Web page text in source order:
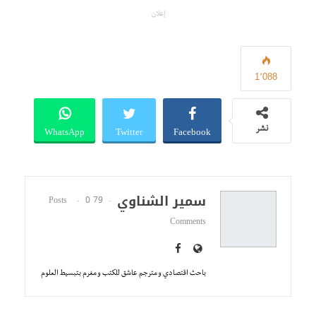
إعلان
1٬088
نشر Facebook
Twitter
WhatsApp
سمير الشناوي 79 Posts
0
Comments
باحث اقتصادي و مترجم عاشق للكتب و مغرم بتبسيط العلوم